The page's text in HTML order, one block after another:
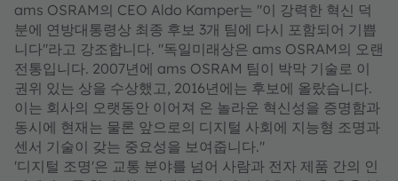
ams OSRAM의 CEO Aldo Kamper는 "이 강력한 혁신 덕
분에 연방대통령상 최종 후보 3개 팀에 다시 포함되어 기쁩
니다"라고 강조합니다. "독일미래상은 ams OSRAM의 오랜
전통입니다. 2007년에 ams OSRAM 팀이 박막 기술로 이
권위 있는 상을 수상했고, 2016년에는 후보에 올랐습니다.
이는 회사의 오랫동안 이어져 온 놀라운 혁신성을 증명함과
동시에 현재는 물론 앞으로의 디지털 사회에 지능형 조명과
센서 기술이 갖는 중요성을 보여줍니다."
'디지털 조명'은 교통 분야를 넘어 사람과 전자 제품 간의 인